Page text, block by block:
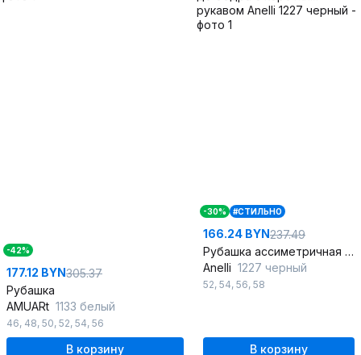
-42%
177.12 BYN305.37
Рубашка
AMUARt 1133 белый
46, 48, 50, 52, 54, 56
В корзину
-30% #СТИЛЬНО
166.24 BYN237.49
Рубашка ассиметричная до бедра с коротким рукавом
Anelli 1227 черный
52, 54, 56, 58
В корзину